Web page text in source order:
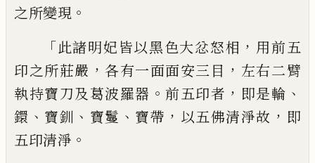
之所變現 。
「此諸明妃皆以黑色大忿怒相 ， 用前五
印之所莊嚴 ，各有一面面安三目 ， 左右二臂
執持寶刀及葛波羅器 。前五印者 ， 即是輪 、
鐶 、 寶釧 、 寶鬘 、 寶帶 ， 以五佛清淨故 ， 即
五印清淨 。